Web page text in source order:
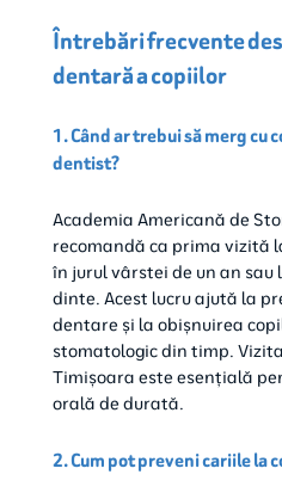
Întrebări frecvente
dentară a copiilor
1. Când ar trebui să merg cu
dentist?
Academia Americană de
recomandă ca prima vizită
în jurul vârstei de un an
dinte. Acest lucru ajută la
dentare și la obișnuirea
stomatologic din timp.
Timișoara este esențială
orală de durată.
2. Cum pot preveni cariile la